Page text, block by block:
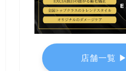
店舗一覧 ▶︎